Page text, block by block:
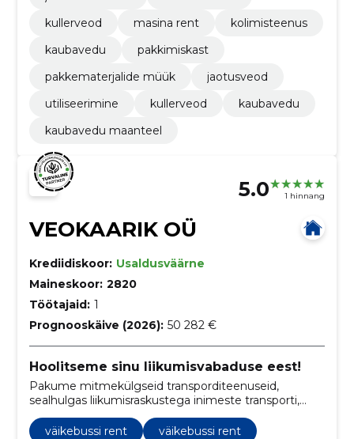
kullerveod
masina rent
kolimisteenus
kaubavedu
pakkimiskast
pakkematerjalide müük
jaotusveod
utiliseerimine
kullerveod
kaubavedu
kaubavedu maanteel
5.0 1 hinnang
VEOKAARIK OÜ
Krediidiskoor: Usaldusväärne
Maineskoor: 2820
Töötajaid: 1
Prognooskäive (2026): 50 282 €
Hoolitseme sinu liikumisvabaduse eest!
Pakume mitmekülgseid transporditeenuseid,
sealhulgas liikumisraskustega inimeste transporti,
erivajadustega inimeste transporti, koolitransporti,
reisijate vedu ja väikebussi renti.
väikebussi rent
väikebussi rent